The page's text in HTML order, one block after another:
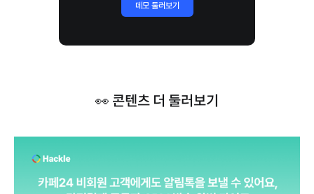
데모 둘러보기
👀 콘텐츠 더 둘러보기